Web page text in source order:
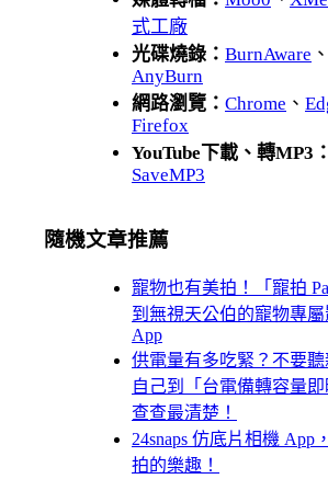
式工廠
光碟燒錄： BurnAware 、
AnyBurn
網路瀏覽： Chrome 、
Firefox
YouTube下載、轉MP3：
SaveMP3
隨機文章推薦
寵物也有美拍！「寵拍
到無視天公伯的寵物專
App
供電量有多吃緊？不要聽
自己到「台電備轉容量即
查查最清楚！
24snaps 仿底片相機 App
拍的樂趣！